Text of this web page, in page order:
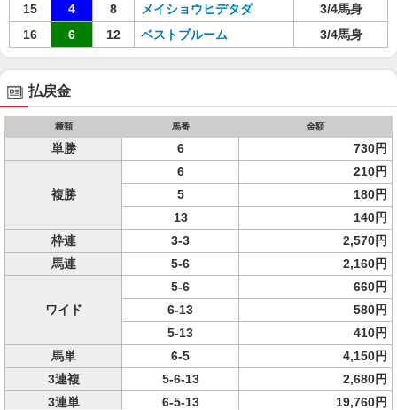
15
4 8 メイショウヒデタダ
3/4馬身
16
6 12 ベストブルーム 3/4馬身
払戻金
種類 馬番 金額
単勝 6 730円
複勝
6
210円
5
180円
13
140円
枠連
3-3
2,570円
馬連
5-6 2,160円
ワイド
5-6
660円
6-13
580円
5-13
410円
馬単
6-5
4,150円
3連複
5-6-13
2,680円
3連単
6-5-13 19,760円